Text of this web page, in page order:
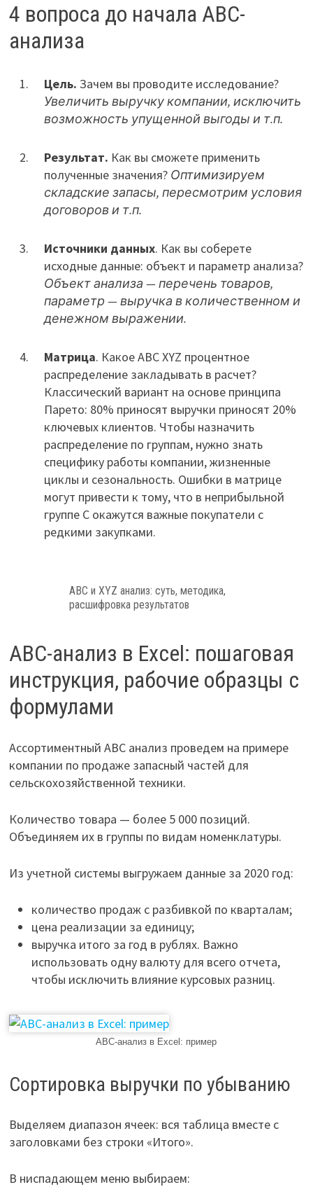
4 вопроса до начала ABC-
анализа
Цель. Зачем вы проводите исследование?
Увеличить выручку компании, исключить
возможность упущенной выгоды и т.п.
Результат. Как вы сможете применить
полученные значения? Оптимизируем
складские запасы, пересмотрим условия
договоров и т.п.
Источники данных. Как вы соберете
исходные данные: объект и параметр анализа?
Объект анализа — перечень товаров,
параметр — выручка в количественном и
денежном выражении.
Матрица. Какое АВС XYZ процентное
распределение закладывать в расчет?
Классический вариант на основе принципа
Парето: 80% приносят выручки приносят 20%
ключевых клиентов. Чтобы назначить
распределение по группам, нужно знать
специфику работы компании, жизненные
циклы и сезональность. Ошибки в матрице
могут привести к тому, что в неприбыльной
группе С окажутся важные покупатели с
редкими закупками.
ABC и XYZ анализ: суть, методика,
расшифровка результатов
ABC-анализ в Excel: пошаговая
инструкция, рабочие образцы с
формулами
Ассортиментный ABC анализ проведем на примере
компании по продаже запасный частей для
сельскохозяйственной техники.
Количество товара — более 5 000 позиций.
Объединяем их в группы по видам номенклатуры.
Из учетной системы выгружаем данные за 2020 год:
количество продаж с разбивкой по кварталам;
цена реализации за единицу;
выручка итого за год в рублях. Важно
использовать одну валюту для всего отчета,
чтобы исключить влияние курсовых разниц.
ABC-анализ в Excel: пример
Сортировка выручки по убыванию
Выделяем диапазон ячеек: вся таблица вместе с
заголовками без строки «Итого».
В ниспадающем меню выбираем: